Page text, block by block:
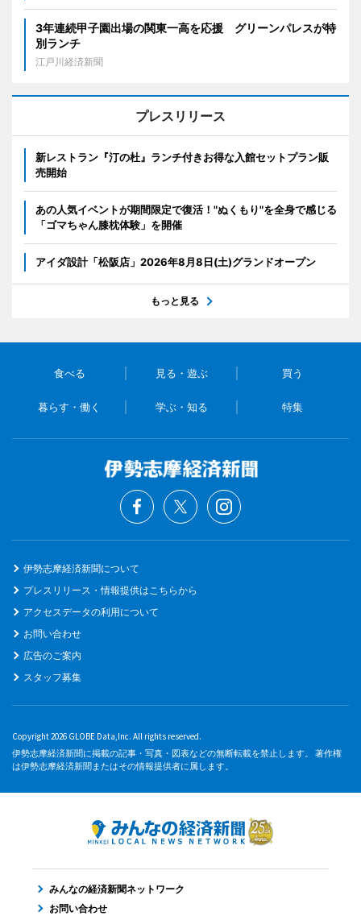
3年連続甲子園出場の関東一高を応援 グリーンパレスが特
別ランチ
江戸川経済新聞
プレスリリース
新レストラン『汀の杜』ランチ付きお得な入館セットプラン販
売開始
あの人気イベントが期間限定で復活！"ぬくもり"を全身で感じる
「ゴマちゃん膝枕体験」を開催
アイダ設計「松阪店」2026年8月8日(土)グランドオープン
もっと見る
食べる 見る・遊ぶ 買う
暮らす・働く 学ぶ・知る 特集
伊勢志摩経済新聞について
プレスリリース・情報提供はこちらから
アクセスデータの利用について
お問い合わせ
広告のご案内
スタッフ募集
Copyright 2026 GLOBE Data,Inc. All rights reserved.
伊勢志摩経済新聞に掲載の記事・写真・図表などの無断転載を禁止します。 著作権
は伊勢志摩経済新聞またはその情報提供者に属します。
みんなの経済新聞ネットワーク
お問い合わせ